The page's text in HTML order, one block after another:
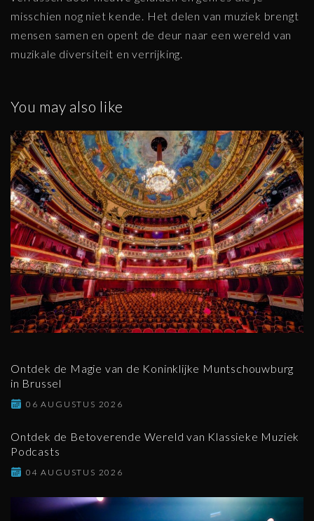
misschien nog niet kende. Het delen van muziek brengt
mensen samen en opent de deur naar een wereld van
muzikale diversiteit en verrijking.
You may also like
Ontdek de Magie van de Koninklijke Muntschouwburg
in Brussel
06 AUGUSTUS 2026
Ontdek de Betoverende Wereld van Klassieke Muziek
Podcasts
04 AUGUSTUS 2026